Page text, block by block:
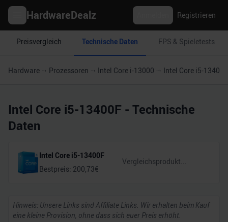
HardwareDealz Registrieren
Preisvergleich Technische Daten FPS & Spieletests
Hardware Prozessoren Intel Core i-13000 Intel Core i5-13400F
Intel Core i5-13400F - Technische
Daten
Intel Core i5-13400F
Bestpreis: 200,73€
Hinweis: Unsere Links sind Affiliate Links. Wir erhalten beim Kauf
eine kleine Provision, ohne dass sich euer Preis erhöht.